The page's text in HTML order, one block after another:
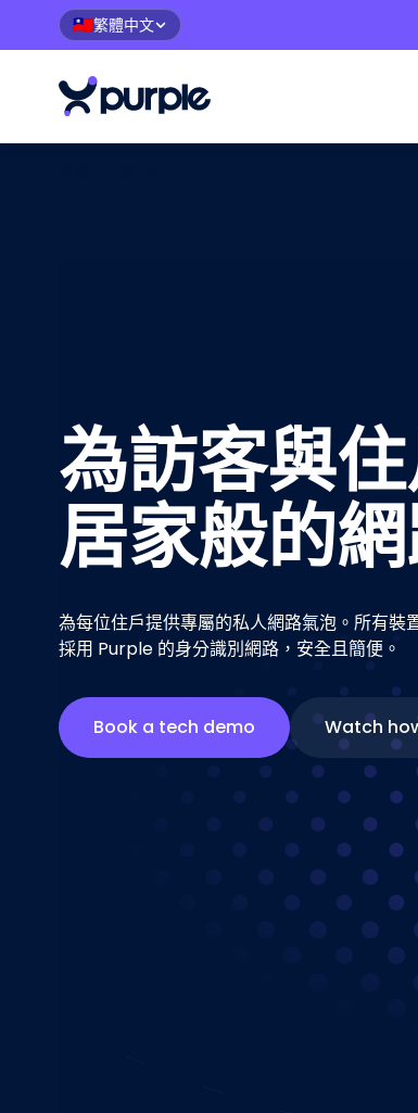
🇹🇼繁體中文
為訪客與
居家般的
為每位住戶提供專屬的私人網路氣泡。所有裝
採用 Purple 的身分識別網路，安全且簡便。
Book a tech demo Watch